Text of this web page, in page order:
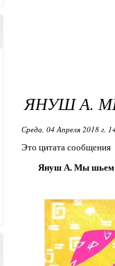
ЯНУШ А.
Среда, 04 Апреля 2018 г.
Это цитата сообщения
Януш А. Мы шьем